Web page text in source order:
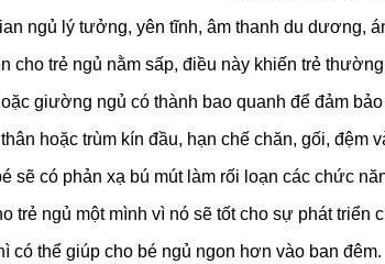
ngủ lý tưởng, yên tĩnh, âm thanh du dương,
cho trẻ ngủ nằm sấp, điều này khiến trẻ
giường ngủ có thành bao quanh để đảm
hoặc trùm kín đầu, hạn chế chăn, gối, đệm
sẽ có phản xạ bú mút làm rối loạn các chức
trẻ ngủ một mình vì nó sẽ tốt cho sự phát
có thể giúp cho bé ngủ ngon hơn vào ban đêm.